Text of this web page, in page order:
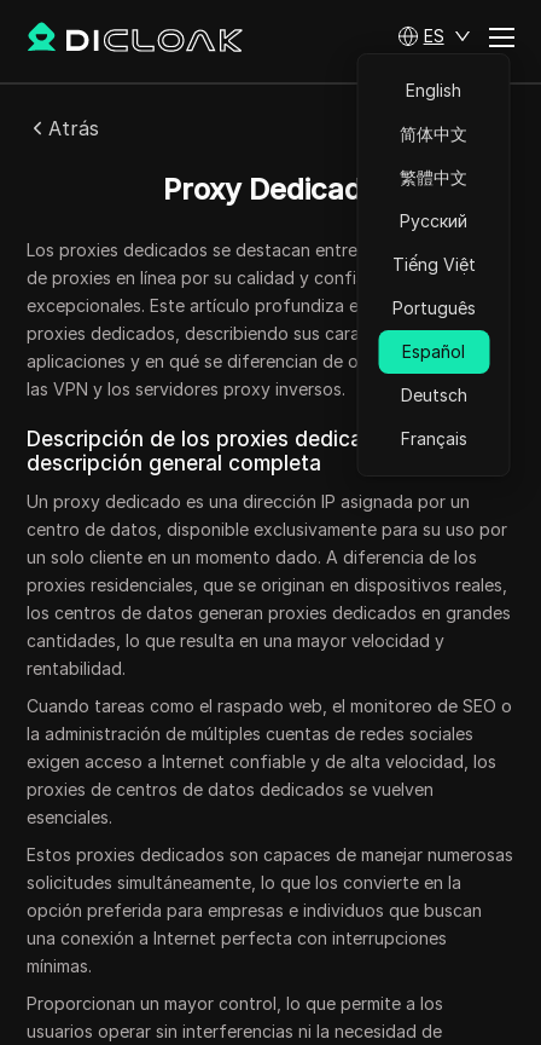
ES
English
简体中文
繁體中文
Русский
Tiếng Việt
Português
Español
Deutsch
Français
Atrás
Proxy Dedicado
Los proxies dedicados se destacan entre los diversos tipos
de proxies en línea por su calidad y confiabilidad
excepcionales. Este artículo profundiza en el mundo de los
proxies dedicados, describiendo sus características,
aplicaciones y en qué se diferencian de otros tipos, como
las VPN y los servidores proxy inversos.
Descripción de los proxies dedicados: una
descripción general completa
Un proxy dedicado es una dirección IP asignada por un
centro de datos, disponible exclusivamente para su uso por
un solo cliente en un momento dado. A diferencia de los
proxies residenciales, que se originan en dispositivos reales,
los centros de datos generan proxies dedicados en grandes
cantidades, lo que resulta en una mayor velocidad y
rentabilidad.
Cuando tareas como el raspado web, el monitoreo de SEO o
la administración de múltiples cuentas de redes sociales
exigen acceso a Internet confiable y de alta velocidad, los
proxies de centros de datos dedicados se vuelven
esenciales.
Estos proxies dedicados son capaces de manejar numerosas
solicitudes simultáneamente, lo que los convierte en la
opción preferida para empresas e individuos que buscan
una conexión a Internet perfecta con interrupciones
mínimas.
Proporcionan un mayor control, lo que permite a los
usuarios operar sin interferencias ni la necesidad de